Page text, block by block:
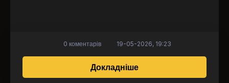
Докладнішепро Колекція NFT
0 коментарів 19-05-2026, 19:23